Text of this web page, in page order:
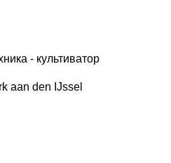
- культиватор
aan den IJssel